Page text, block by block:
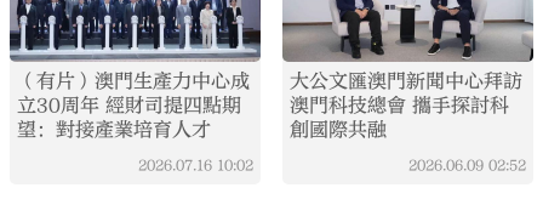
（有片）澳門生產力中心成
立30周年 經財司提四點期
望：對接產業培育人才
2026.07.16 10:02
大公文匯澳門新聞中心拜訪
澳門科技總會 攜手探討科
創國際共融
2026.06.09 02:52